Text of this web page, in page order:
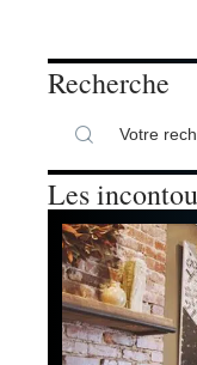
Recherche
Les